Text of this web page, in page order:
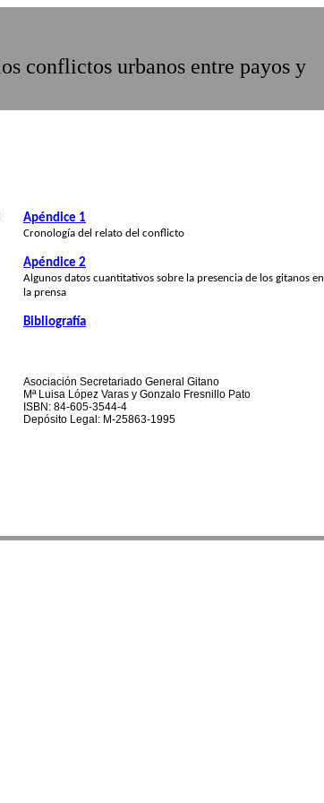
conflictos urbanos entre payos y
Apéndice 1
Cronología del relato del conflicto
Apéndice 2
Algunos datos cuantitativos sobre la presencia de los gitanos en
la prensa
Bibliografía
Asociación Secretariado General Gitano
Mª Luisa López Varas y Gonzalo Fresnillo Pato
ISBN: 84-605-3544-4
Depósito Legal: M-25863-1995